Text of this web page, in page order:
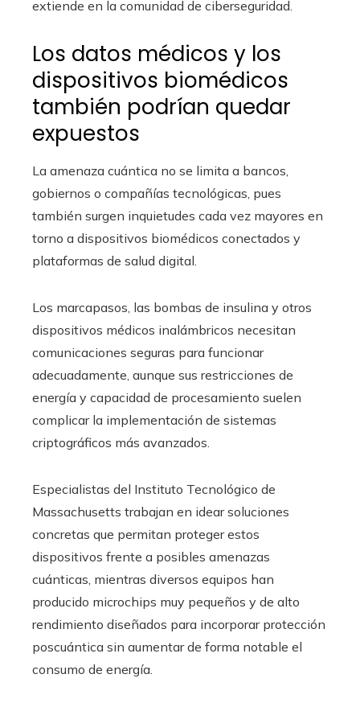
extiende en la comunidad de ciberseguridad.
Los datos médicos y los
dispositivos biomédicos
también podrían quedar
expuestos
La amenaza cuántica no se limita a bancos,
gobiernos o compañías tecnológicas, pues
también surgen inquietudes cada vez mayores en
torno a dispositivos biomédicos conectados y
plataformas de salud digital.
Los marcapasos, las bombas de insulina y otros
dispositivos médicos inalámbricos necesitan
comunicaciones seguras para funcionar
adecuadamente, aunque sus restricciones de
energía y capacidad de procesamiento suelen
complicar la implementación de sistemas
criptográficos más avanzados.
Especialistas del Instituto Tecnológico de
Massachusetts trabajan en idear soluciones
concretas que permitan proteger estos
dispositivos frente a posibles amenazas
cuánticas, mientras diversos equipos han
producido microchips muy pequeños y de alto
rendimiento diseñados para incorporar protección
poscuántica sin aumentar de forma notable el
consumo de energía.